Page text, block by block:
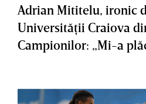
Adrian Mititelu, ironic
Universităţii Craiova
Campionilor: „Mi-a